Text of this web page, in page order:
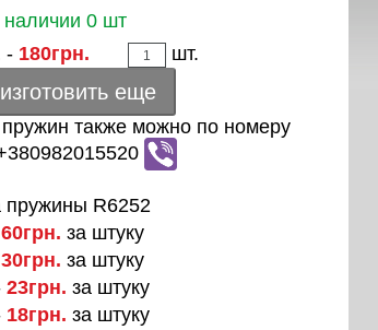
наличии 0 шт
- 180грн. шт.
еще
пружин также можно по номеру
пружины R6252
60грн. за штуку
30грн. за штуку
23грн. за штуку
18грн. за штуку